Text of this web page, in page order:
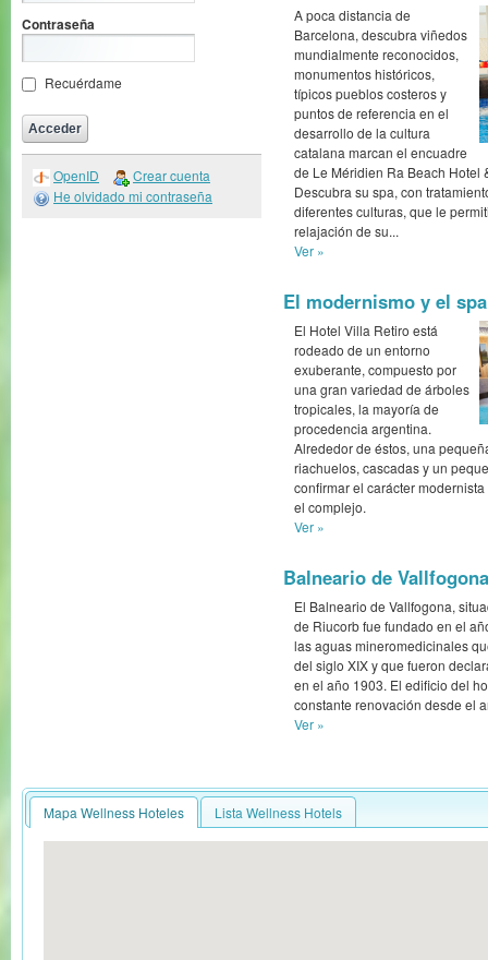
Contraseña
Recuérdame
OpenID
Crear cuenta
He olvidado mi contraseña
A poca distancia de
Barcelona, descubra viñedos
mundialmente reconocidos,
monumentos históricos,
típicos pueblos costeros y
puntos de referencia en el
desarrollo de la cultura
catalana marcan el encuadre
de Le Méridien Ra Beach Hotel
Descubra su spa, con
diferentes culturas, que le
relajación de su...
Ver »
El modernismo y el
El Hotel Villa Retiro está
rodeado de un entorno
exuberante, compuesto por
una gran variedad de árboles
tropicales, la mayoría de
procedencia argentina.
Alrededor de éstos, una
riachuelos, cascadas y un
confirmar el carácter
el complejo.
Ver »
Balneario de
El Balneario de Vallfogona,
de Riucorb fue fundado en el
las aguas mineromedicinales
del siglo XIX y que fueron
en el año 1903. El edificio del
constante renovación desde el
Ver »
Mapa Wellness Hoteles Lista Wellness Hotels